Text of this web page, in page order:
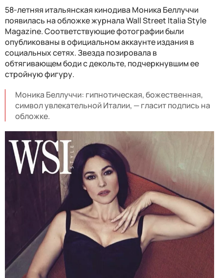
58-летняя итальянская кинодива Моника Беллуччи
появилась на обложке журнала Wall Street Italia Style
Magazine. Соответствующие фотографии были
опубликованы в официальном аккаунте издания в
социальных сетях. Звезда позировала в
обтягивающем боди с декольте, подчеркнувшим ее
стройную фигуру.
Моника Беллуччи: гипнотическая, божественная,
символ увлекательной Италии, — гласит подпись на
обложке.